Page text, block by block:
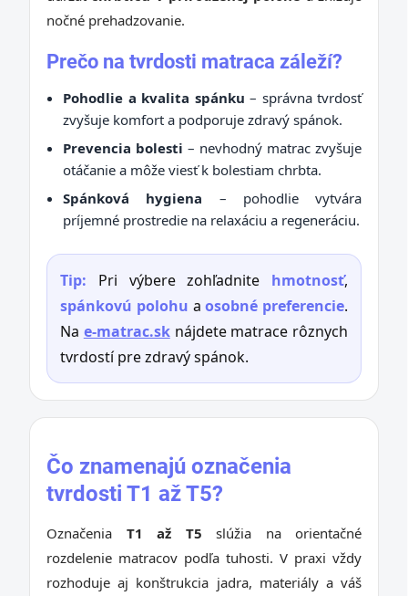
nočné prehadzovanie.
Prečo na tvrdosti matraca záleží?
Pohodlie a kvalita spánku – správna tvrdosť
zvyšuje komfort a podporuje zdravý spánok.
Prevencia bolesti – nevhodný matrac zvyšuje
otáčanie a môže viesť k bolestiam chrbta.
Spánková hygiena – pohodlie vytvára
príjemné prostredie na relaxáciu a regeneráciu.
Tip: Pri výbere zohľadnite hmotnosť,
spánkovú polohu aosobné preferencie.
Na e-matrac.sknájdete matrace rôznych
tvrdostí pre zdravý spánok.
Čo znamenajú označenia
tvrdosti T1 až T5?
Označenia T1 až T5 slúžia na orientačné
rozdelenie matracov podľa tuhosti. V praxi vždy
rozhoduje aj konštrukcia jadra, materiály a váš